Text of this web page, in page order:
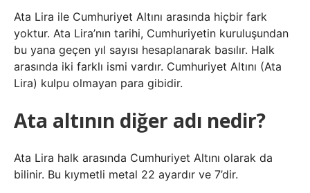
Ata Lira ile Cumhuriyet Altını arasında hiçbir fark
yoktur. Ata Lira’nın tarihi, Cumhuriyetin kuruluşundan
bu yana geçen yıl sayısı hesaplanarak basılır. Halk
arasında iki farklı ismi vardır. Cumhuriyet Altını (Ata
Lira) kulpu olmayan para gibidir.
Ata altının diğer adı nedir?
Ata Lira halk arasında Cumhuriyet Altını olarak da
bilinir. Bu kıymetli metal 22 ayardır ve 7’dir.